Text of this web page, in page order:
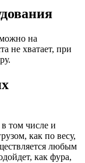
на
не хватает, при
том числе и
как по весу,
любым
как фура,